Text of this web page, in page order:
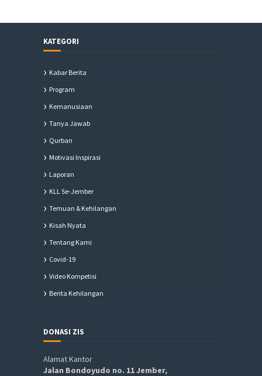
KATEGORI
Kabar Berita
Program
Kemanusiaan
Tanya Jawab
Qurban
Motivasi Inspirasi
Laporan
KLL Se-Jember
Temuan & Kehilangan
Kisah Nyata
Tentang Kami
Covid-19
Video Kompetisi
Berita Kehilangan
DONASI ZIS
Alamat Kantor
Jalan Bondoyudo no. 11 Jember,